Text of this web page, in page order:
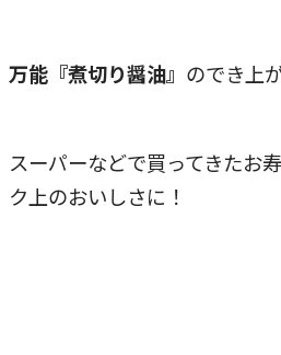
万能『煮切り醤油』 のでき上
スーパーなどで買ってきたお
ク上のおいしさに！